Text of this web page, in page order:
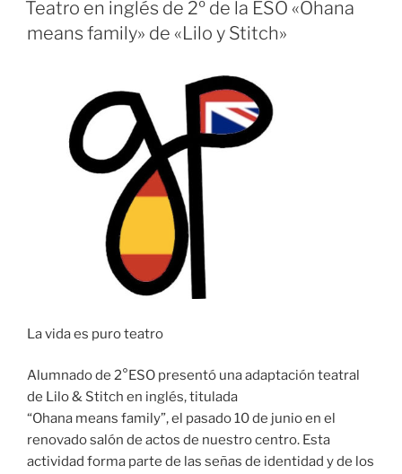
Teatro en inglés de 2º de la ESO «Ohana
means family» de «Lilo y Stitch»
La vida es puro teatro
Alumnado de 2°ESO presentó una adaptación teatral
de Lilo & Stitch en inglés, titulada
“Ohana means family”, el pasado 10 de junio en el
renovado salón de actos de nuestro centro. Esta
actividad forma parte de las señas de identidad y de los